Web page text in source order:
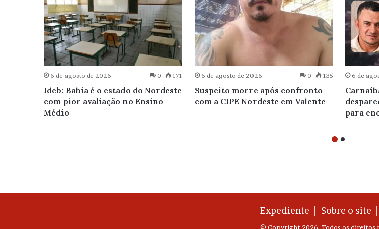
6 de agosto de 2026 0 171
Ideb: Bahia é o estado do Nordeste
com pior avaliação no Ensino
Médio
6 de agosto de 2026 0 135
Suspeito morre após confronto
com a CIPE Nordeste em Valente
6 de
para
Expediente | Sobre o site |
© Copyright 2026, Todos os direitos